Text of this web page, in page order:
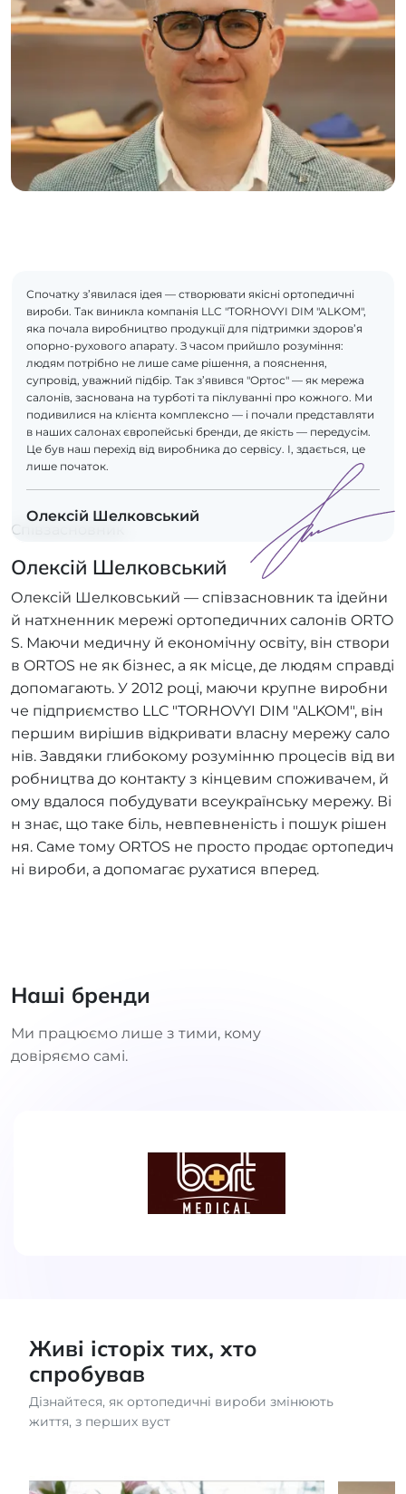
Спочатку з’явилася ідея — створювати якісні ортопедичні
вироби. Так виникла компанія LLC "TORHOVYI DIM "ALKOM",
яка почала виробництво продукції для підтримки здоров’я
опорно-рухового апарату. З часом прийшло розуміння:
людям потрібно не лише саме рішення, а пояснення,
супровід, уважний підбір. Так з’явився "Ортос" — як мережа
салонів, заснована на турботі та піклуванні про кожного. Ми
подивилися на клієнта комплексно — і почали представляти
в наших салонах європейські бренди, де якість — передусім.
Це був наш перехід від виробника до сервісу. І, здається, це
лише початок.
Олексій Шелковський
Співзасновник
Олексій Шелковський
Олексій Шелковський — співзасновник та ідейни
й натхненник мережі ортопедичних салонів ORTO
S. Маючи медичну й економічну освіту, він створи
в ORTOS не як бізнес, а як місце, де людям справді
допомагають. У 2012 році, маючи крупне виробни
че підприємство LLC "TORHOVYI DIM "ALKOM", він
першим вирішив відкривати власну мережу сало
нів. Завдяки глибокому розумінню процесів від ви
робництва до контакту з кінцевим споживачем, й
ому вдалося побудувати всеукраїнську мережу. Ві
н знає, що таке біль, невпевненість і пошук рішен
ня. Саме тому ORTOS не просто продає ортопедич
ні вироби, а допомагає рухатися вперед.
Наші бренди
Ми працюємо лише з тими, кому
довіряємо самі.
Живі історіх тих, хто
спробував
Дізнайтеся, як ортопедичні вироби змінюють
життя, з перших вуст